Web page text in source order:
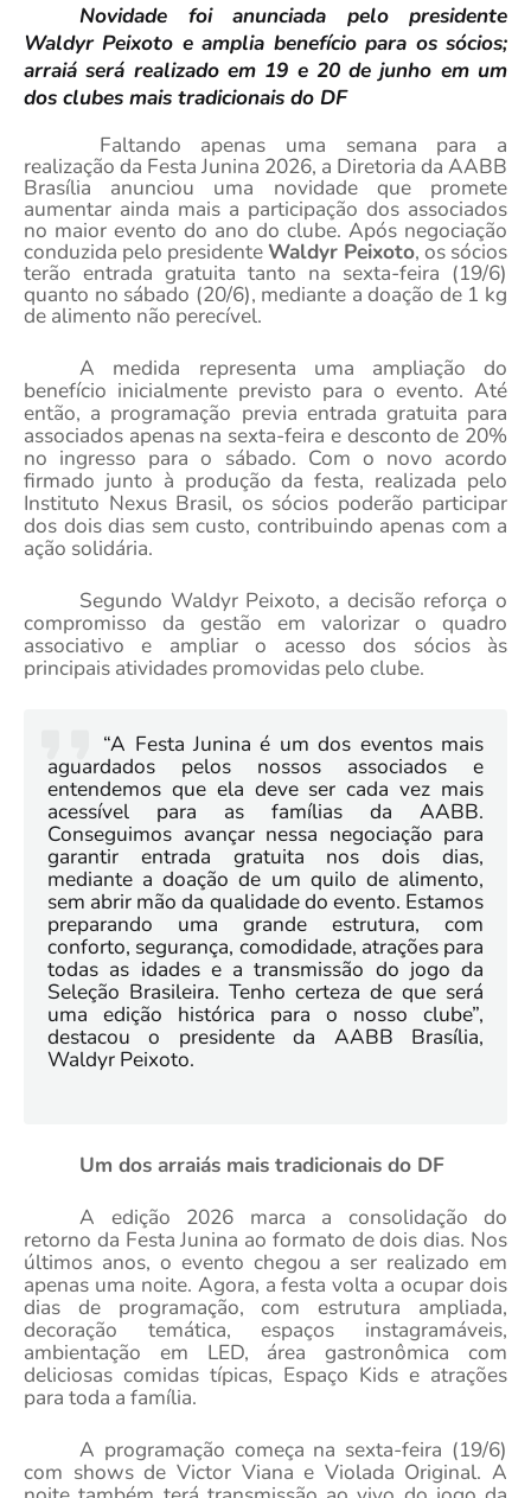
Novidade foi anunciada pelo presidente
Waldyr Peixoto e amplia benefício para os sócios;
arraiá será realizado em 19 e 20 de junho em um
dos clubes mais tradicionais do DF
Faltando apenas uma semana para a
realização da Festa Junina 2026, a Diretoria da AABB
Brasília anunciou uma novidade que promete
aumentar ainda mais a participação dos associados
no maior evento do ano do clube. Após negociação
conduzida pelo presidenteWaldyr Peixoto, os sócios
terão entrada gratuita tanto na sexta-feira (19/6)
quanto no sábado (20/6), mediante a doação de 1 kg
de alimento não perecível.
A medida representa uma ampliação do
benefício inicialmente previsto para o evento. Até
então, a programação previa entrada gratuita para
associados apenas na sexta-feira e desconto de 20%
no ingresso para o sábado. Com o novo acordo
firmado junto à produção da festa, realizada pelo
Instituto Nexus Brasil, os sócios poderão participar
dos dois dias sem custo, contribuindo apenas com a
ação solidária.
Segundo Waldyr Peixoto, a decisão reforça o
compromisso da gestão em valorizar o quadro
associativo e ampliar o acesso dos sócios às
principais atividades promovidas pelo clube.
“A Festa Junina é um dos eventos mais
aguardados pelos nossos associados e
entendemos que ela deve ser cada vez mais
acessível para as famílias da AABB.
Conseguimos avançar nessa negociação para
garantir entrada gratuita nos dois dias,
mediante a doação de um quilo de alimento,
sem abrir mão da qualidade do evento. Estamos
preparando uma grande estrutura, com
conforto, segurança, comodidade, atrações para
todas as idades e a transmissão do jogo da
Seleção Brasileira. Tenho certeza de que será
uma edição histórica para o nosso clube”,
destacou o presidente da AABB Brasília,
Waldyr Peixoto.
Um dos arraiás mais tradicionais do DF
A edição 2026 marca a consolidação do
retorno da Festa Junina ao formato de dois dias. Nos
últimos anos, o evento chegou a ser realizado em
apenas uma noite. Agora, a festa volta a ocupar dois
dias de programação, com estrutura ampliada,
decoração temática, espaços instagramáveis,
ambientação em LED, área gastronômica com
deliciosas comidas típicas, Espaço Kids e atrações
para toda a família.
A programação começa na sexta-feira (19/6)
com shows de Victor Viana e Violada Original. A